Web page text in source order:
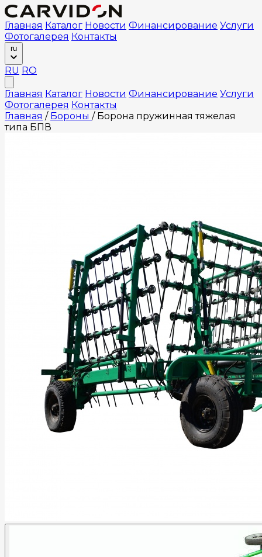
Главная Каталог Новости Финансирование Услуги
Фотогалерея Контакты
ru
RU RO
Главная Каталог Новости Финансирование Услуги
Фотогалерея Контакты
Главная / Бороны / Борона пружинная тяжелая
типа БПВ